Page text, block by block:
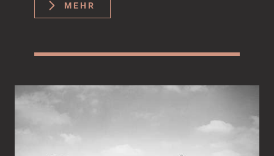
MEHR